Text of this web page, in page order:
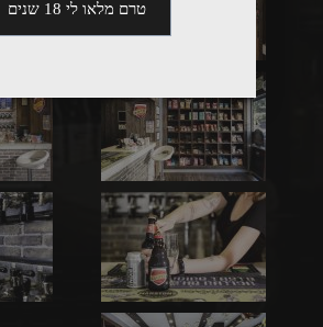
תמונה
הצג
תמונה
הצג
טרם מלאו לי 18 שנים